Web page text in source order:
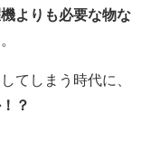
機よりも必要な物な
てしまう時代に、
？